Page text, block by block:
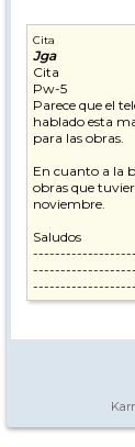
Cita
Jga
Cita
Pw-5
Parece que el
hablado esta
para las obras.
En cuanto a la
obras que
noviembre.
Saludos
Teso.
Mira el
Un poco de rigor,